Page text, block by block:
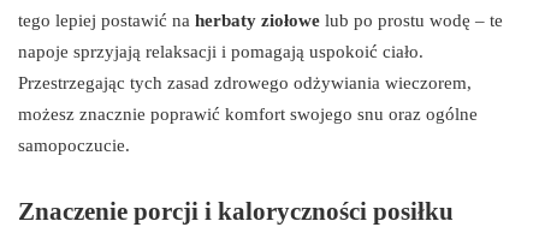
tego lepiej postawić na herbaty ziołowe lub po prostu wodę – te
napoje sprzyjają relaksacji i pomagają uspokoić ciało.
Przestrzegając tych zasad zdrowego odżywiania wieczorem,
możesz znacznie poprawić komfort swojego snu oraz ogólne
samopoczucie.
Znaczenie porcji i kaloryczności posiłku